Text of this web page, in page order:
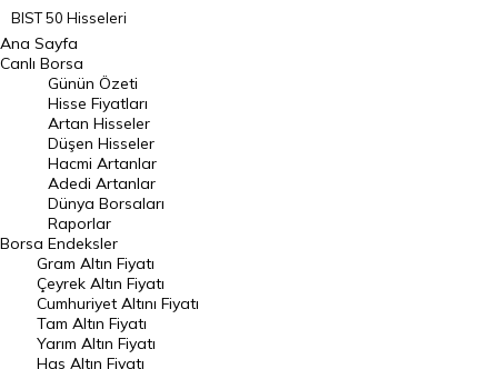
BIST 50 Hisseleri
BIST 100 Hisseleri
En Çok Artan Hisseler
En Çok Düşen Hisseler
Hacmi Artanlar
Geçmiş Kapanışlar
Dünya Borsaları
Raporlar
Endeksler
DÖVİZ
Ana Sayfa
Canlı Borsa
Borsa
Günün Özeti
Hisse Fiyatları
Artan Hisseler
Düşen Hisseler
Hacmi Artanlar
Adedi Artanlar
Dünya Borsaları
Raporlar
Endeksler
Gram Altın Fiyatı
Çeyrek Altın Fiyatı
Cumhuriyet Altını Fiyatı
Tam Altın Fiyatı
Yarım Altın Fiyatı
Has Altın Fiyatı